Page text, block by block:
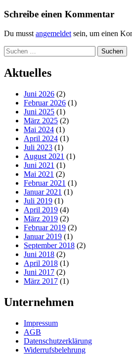
Schreibe einen Kommentar
Du musst angemeldet sein, um einen
Suchen
nach:
Aktuelles
Juni 2026 (2)
Februar 2026 (1)
Juni 2025 (1)
März 2025 (2)
Mai 2024 (1)
April 2024 (1)
Juli 2023 (1)
August 2021 (1)
Juni 2021 (1)
Mai 2021 (2)
Februar 2021 (1)
Januar 2021 (1)
Juli 2019 (1)
April 2019 (4)
März 2019 (2)
Februar 2019 (2)
Januar 2019 (1)
September 2018 (2)
Juni 2018 (2)
April 2018 (1)
Juni 2017 (2)
März 2017 (1)
Unternehmen
Impressum
AGB
Datenschutzerklärung
Widerrufsbelehrung